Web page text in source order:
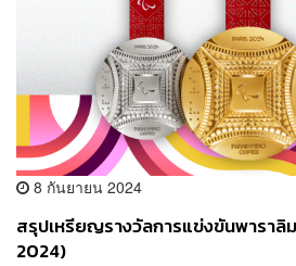
8 กันยายน 2024
สรุปเหรียญรางวัลการแข่งขันพาราลิ
2024)